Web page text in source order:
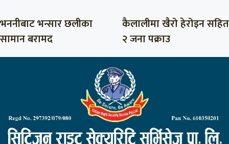
भननीबाट भन्सार छलीका
सामान बरामद
कैलालीमा खैरो हेरोइन सहित
२ जना पक्राउ